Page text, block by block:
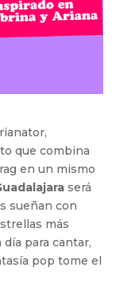
que combina
en un mismo
será
sueñan con
más
para cantar,
pop tome el